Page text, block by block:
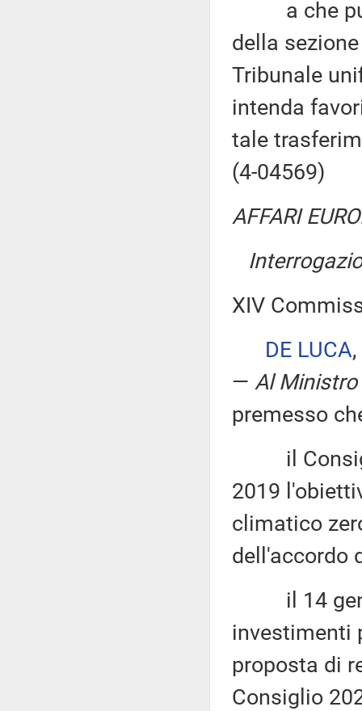
a che
della
Tribunale
intenda
tale
(4-04569)
AFFARI
XIV
DE LUCA,
— Al
premesso
il
2019
climatico
dell'accordo
il 14
investimenti
proposta di
Consiglio